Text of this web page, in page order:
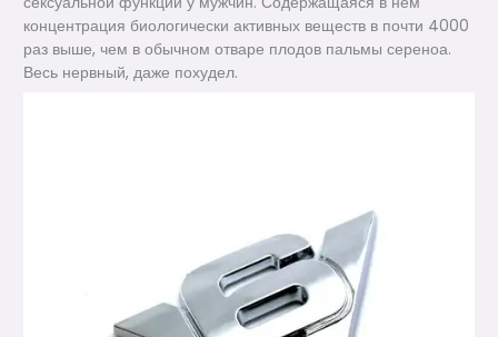
концентрация биологически активных веществ в почти 4000
раз выше, чем в обычном отваре плодов пальмы сереноа.
Весь нервный, даже похудел.